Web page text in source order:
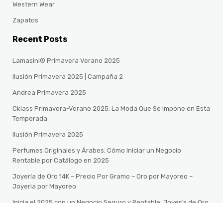
Western Wear
Zapatos
Recent Posts
Lamasini® Primavera Verano 2025
Ilusión Primavera 2025 | Campaña 2
Andrea Primavera 2025
Cklass Primavera-Verano 2025: La Moda Que Se Impone en Esta
Temporada
Ilusión Primavera 2025
Perfumes Originales y Árabes: Cómo Iniciar un Negocio
Rentable por Catálogo en 2025
Joyería de Oro 14K – Precio Por Gramo – Oro por Mayoreo –
Joyeria por Mayoreo